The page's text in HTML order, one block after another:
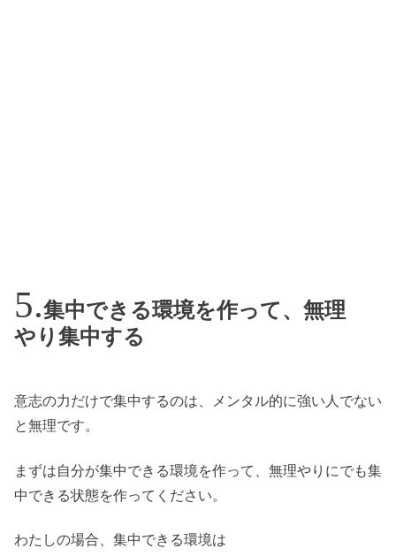
集中できる環境を作って、無理
やり集中する
意志の力だけで集中するのは、メンタル的に強い人でない
と無理です。
まずは自分が集中できる環境を作って、無理やりにでも集
中できる状態を作ってください。
わたしの場合、集中できる環境は